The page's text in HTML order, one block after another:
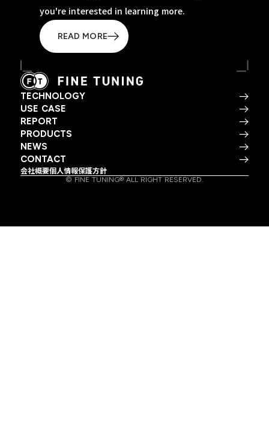
you're interested in learning more.
READ MORE
TECHNOLOGY
USE CASE
REPORT
PRODUCTS
NEWS
CONTACT
会社概要個人情報保護方針
© FINE TUNING® ALL RIGHT RESERVED.